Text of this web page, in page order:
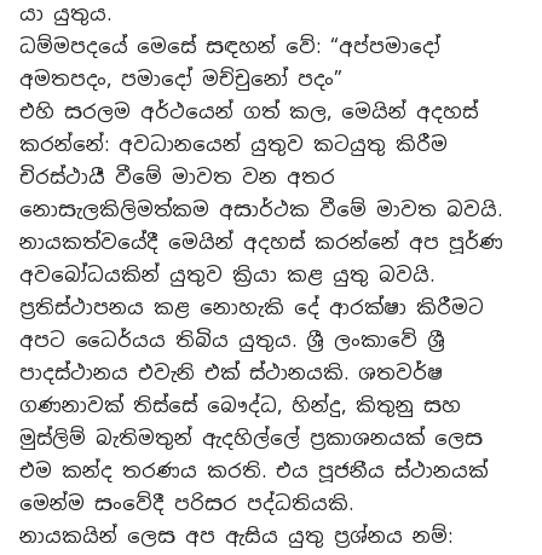
යා යුතුය.
ධම්මපදයේ මෙසේ සඳහන් වේ: “අප්පමාදෝ
අමතපදං, පමාදෝ මච්චුනෝ පදං”
එහි සරලම අර්ථයෙන් ගත් කල, මෙයින් අදහස්
කරන්නේ: අවධානයෙන් යුතුව කටයුතු කිරීම
චිරස්ථායී වීමේ මාවත වන අතර
නොසැලකිලිමත්කම අසාර්ථක වීමේ මාවත බවයි.
නායකත්වයේදී මෙයින් අදහස් කරන්නේ අප පූර්ණ
අවබෝධයකින් යුතුව ක්‍රියා කළ යුතු බවයි.
ප්‍රතිස්ථාපනය කළ නොහැකි දේ ආරක්ෂා කිරීමට
අපට ධෛර්යය තිබිය යුතුය. ශ්‍රී ලංකාවේ ශ්‍රී
පාදස්ථානය එවැනි එක් ස්ථානයකි. ශතවර්ෂ
ගණනාවක් තිස්සේ බෞද්ධ, හින්දු, කිතුනු සහ
මුස්ලිම් බැතිමතුන් ඇදහිල්ලේ ප්‍රකාශනයක් ලෙස
එම කන්ද තරණය කරති. එය පූජනීය ස්ථානයක්
මෙන්ම සංවේදී පරිසර පද්ධතියකි.
නායකයින් ලෙස අප ඇසිය යුතු ප්‍රශ්නය නම්: